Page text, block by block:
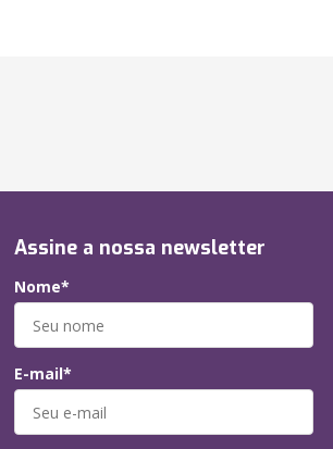
Assine a nossa newsletter
Nome*
E-mail*